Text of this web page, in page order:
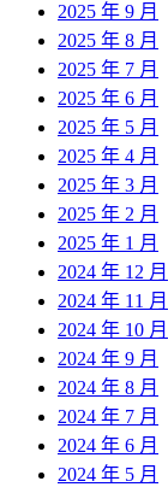
2025 年 9 月
2025 年 8 月
2025 年 7 月
2025 年 6 月
2025 年 5 月
2025 年 4 月
2025 年 3 月
2025 年 2 月
2025 年 1 月
2024 年 12 月
2024 年 11 月
2024 年 10 月
2024 年 9 月
2024 年 8 月
2024 年 7 月
2024 年 6 月
2024 年 5 月